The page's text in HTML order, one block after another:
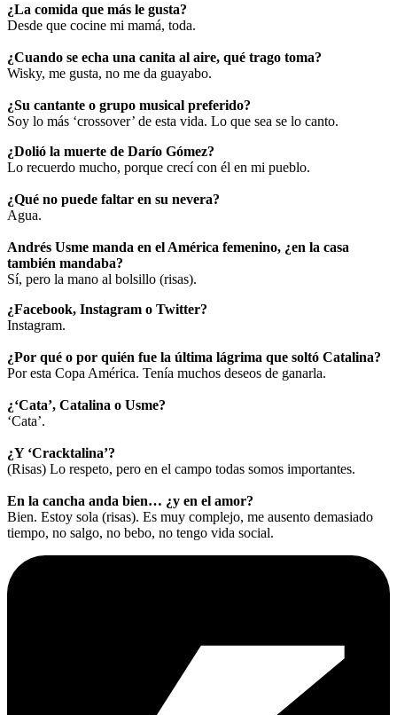
¿La comida que más le gusta?
Desde que cocine mi mamá, toda.
¿Cuando se echa una canita al aire, qué trago toma?
Wisky, me gusta, no me da guayabo.
¿Su cantante o grupo musical preferido?
Soy lo más ‘crossover’ de esta vida. Lo que sea se lo canto.
¿Dolió la muerte de Darío Gómez?
Lo recuerdo mucho, porque crecí con él en mi pueblo.
¿Qué no puede faltar en su nevera?
Agua.
Andrés Usme manda en el América femenino, ¿en la casa
también mandaba?
Sí, pero la mano al bolsillo (risas).
¿Facebook, Instagram o Twitter?
Instagram.
¿Por qué o por quién fue la última lágrima que soltó Catalina?
Por esta Copa América. Tenía muchos deseos de ganarla.
¿‘Cata’, Catalina o Usme?
‘Cata’.
¿Y ‘Cracktalina’?
(Risas) Lo respeto, pero en el campo todas somos importantes.
En la cancha anda bien… ¿y en el amor?
Bien. Estoy sola (risas). Es muy complejo, me ausento demasiado
tiempo, no salgo, no bebo, no tengo vida social.